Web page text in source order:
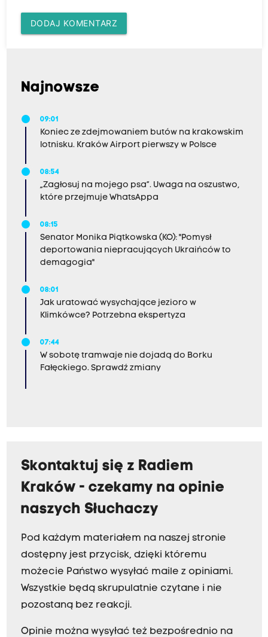
DODAJ KOMENTARZ
Najnowsze
09:01
Koniec ze zdejmowaniem butów na krakowskim
lotnisku. Kraków Airport pierwszy w Polsce
08:54
„Zagłosuj na mojego psa”. Uwaga na oszustwo,
które przejmuje WhatsAppa
08:15
Senator Monika Piątkowska (KO): "Pomysł
deportowania niepracujących Ukraińców to
demagogia"
08:01
Jak uratować wysychające jezioro w
Klimkówce? Potrzebna ekspertyza
07:44
W sobotę tramwaje nie dojadą do Borku
Fałęckiego. Sprawdź zmiany
Skontaktuj się z Radiem
Kraków - czekamy na opinie
naszych Słuchaczy
Pod każdym materiałem na naszej stronie
dostępny jest przycisk, dzięki któremu
możecie Państwo wysyłać maile z opiniami.
Wszystkie będą skrupulatnie czytane i nie
pozostaną bez reakcji.
Opinie można wysyłać też bezpośrednio na